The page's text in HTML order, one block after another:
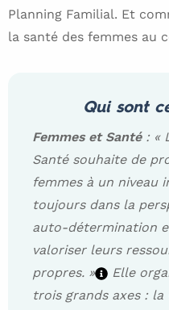
Planning Familial. Et
la santé des femmes au
Qui sont
Femmes et Santé: «
Santé souhaite de
femmes à un niveau
toujours dans la
auto-détermination
valoriser leurs
propres. »
Elle
trois grands axes : la